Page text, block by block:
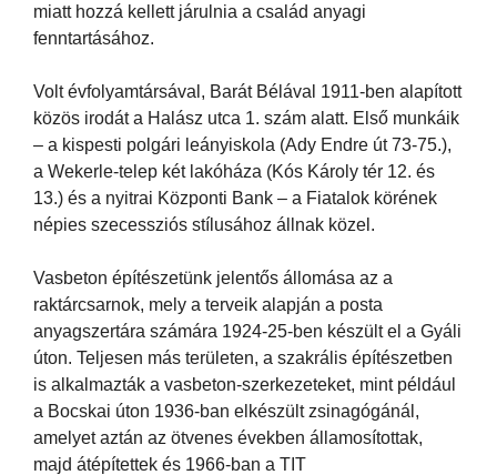
miatt hozzá kellett járulnia a család anyagi
fenntartásához.
Volt évfolyamtársával, Barát Bélával 1911-ben alapított
közös irodát a Halász utca 1. szám alatt. Első munkáik
– a kispesti polgári leányiskola (Ady Endre út 73-75.),
a Wekerle-telep két lakóháza (Kós Károly tér 12. és
13.) és a nyitrai Központi Bank – a Fiatalok körének
népies szecessziós stílusához állnak közel.
Vasbeton építészetünk jelentős állomása az a
raktárcsarnok, mely a terveik alapján a posta
anyagszertára számára 1924-25-ben készült el a Gyáli
úton. Teljesen más területen, a szakrális építészetben
is alkalmazták a vasbeton-szerkezeteket, mint például
a Bocskai úton 1936-ban elkészült zsinagógánál,
amelyet aztán az ötvenes években államosítottak,
majd átépítettek és 1966-ban a TIT